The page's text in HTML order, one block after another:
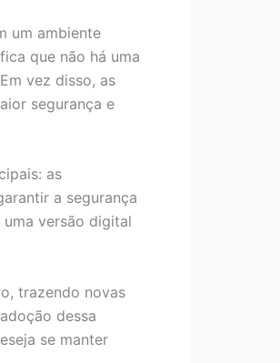
um ambiente
que não há uma
vez disso, as
segurança e
as
a segurança
uma versão digital
trazendo novas
dessa
se manter